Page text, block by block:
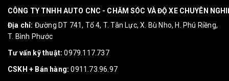
CÔNG TY TNHH AUTO CNC - CHĂM SÓC VÀ ĐỘ XE CHUYÊN
Địa chỉ: Đường DT 741, Tổ 4, T. Tân Lực, X. Bù Nho, H. Phú Riềng,
T. Bình Phước
Tư vấn kỹ thuật: 0979.117.737
CSKH + Bán hàng: 0911.73.96.97